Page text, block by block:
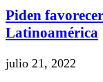
Piden
Latinoamérica
julio 21, 2022